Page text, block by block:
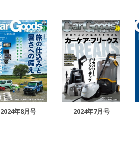
2024年8月号 2024年7月号